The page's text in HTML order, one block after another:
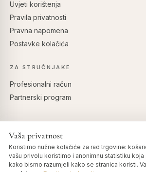
Uvjeti korištenja
Pravila privatnosti
Pravna napomena
Postavke kolačića
ZA STRUČNJAKE
Profesionalni račun
Partnerski program
Vaša privatnost
Koristimo nužne kolačiće za rad trgovine:
vašu privolu koristimo i anonimnu statistiku
kako bismo razumjeli kako se stranica koristi.